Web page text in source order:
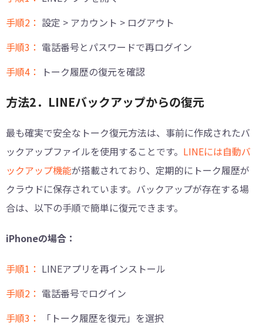
手順2： 設定 > アカウント > ログアウト
手順3： 電話番号とパスワードで再ログイン
手順4：
トーク履歴の復元を確認
方法2．LINEバックアップからの復元
最も確実で安全なトーク復元方法は、事前に作成されたバ
ックアップファイルを使用することです。 LINEには自動バ
ックアップ機能が搭載されており、定期的にトーク履歴が
クラウドに保存されています。バックアップが存在する場
合は、以下の手順で簡単に復元できます。
iPhoneの場合：
手順1： LINEアプリを再インストール
手順2： 電話番号でログイン
手順3：
「トーク履歴を復元」を選択